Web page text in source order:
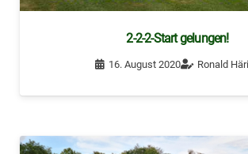
2-2-2-Start gelungen!
16. August 2020 Ronald